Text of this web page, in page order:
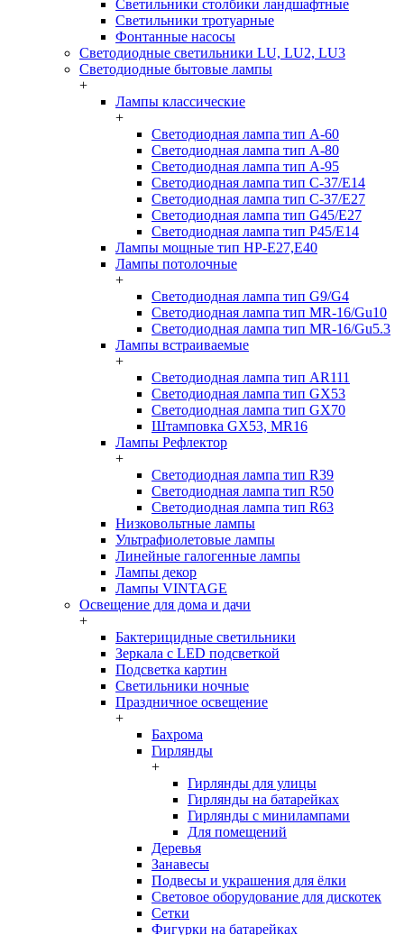
Светильники столбики ландшафтные
Светильники тротуарные
Фонтанные насосы
Светодиодные светильники LU, LU2, LU3
Светодиодные бытовые лампы
+
Лампы классические
+
Светодиодная лампа тип A-60
Светодиодная лампа тип A-80
Светодиодная лампа тип A-95
Светодиодная лампа тип C-37/Е14
Светодиодная лампа тип C-37/Е27
Светодиодная лампа тип G45/E27
Светодиодная лампа тип P45/E14
Лампы мощные тип HP-E27,E40
Лампы потолочные
+
Светодиодная лампа тип G9/G4
Светодиодная лампа тип MR-16/Gu10
Светодиодная лампа тип MR-16/Gu5.3
Лампы встраиваемые
+
Светодиодная лампа тип AR111
Светодиодная лампа тип GX53
Светодиодная лампа тип GX70
Штамповка GX53, MR16
Лампы Рефлектор
+
Светодиодная лампа тип R39
Светодиодная лампа тип R50
Светодиодная лампа тип R63
Низковольтные лампы
Ультрафиолетовые лампы
Линейные галогенные лампы
Лампы декор
Лампы VINTAGE
Освещение для дома и дачи
+
Бактерицидные светильники
Зеркала с LED подсветкой
Подсветка картин
Светильники ночные
Праздничное освещение
+
Бахрома
Гирлянды
+
Гирлянды для улицы
Гирлянды на батарейках
Гирлянды с минилампами
Для помещений
Деревья
Занавесы
Подвесы и украшения для ёлки
Световое оборудование для дискотек
Сетки
Фигурки на батарейках